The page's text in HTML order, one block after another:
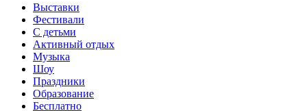
Выставки
Фестивали
С детьми
Активный отдых
Музыка
Шоу
Праздники
Образование
Бесплатно